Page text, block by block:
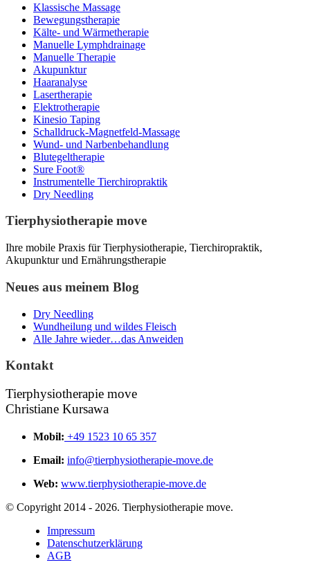
Klassische Massage
Bewegungstherapie
Kälte- und Wärmetherapie
Manuelle Lymphdrainage
Manuelle Therapie
Akupunktur
Haaranalyse
Lasertherapie
Elektrotherapie
Kinesio Taping
Schalldruck-Magnetfeld-Massage
Wund- und Narbenbehandlung
Blutegeltherapie
Sure Foot®
Instrumentelle Tierchiropraktik
Dry Needling
Tierphysiotherapie move
Ihre mobile Praxis für Tierphysiotherapie, Tierchiropraktik,
Akupunktur und Ernährungstherapie
Neues aus meinem Blog
Dry Needling
Wundheilung und wildes Fleisch
Alle Jahre wieder…das Anweiden
Kontakt
Tierphysiotherapie move
Christiane Kursawa
Mobil: +49 1523 10 65 357
Email: info@tierphysiotherapie-move.de
Web: www.tierphysiotherapie-move.de
© Copyright 2014 - 2026. Tierphysiotherapie move.
Impressum
Datenschutzerklärung
AGB